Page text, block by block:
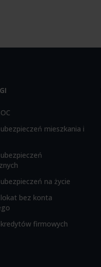
mieszkania i
na życie
lokat bez konta
kredytów firmowych